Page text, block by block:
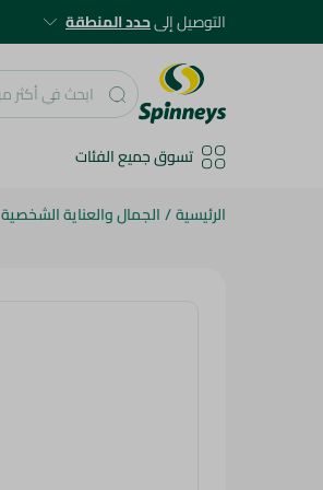
التوصيل إلىحدد المنطقة
تسوق جميع الفئات
الرئيسية/الجمال والعناية الشخصية